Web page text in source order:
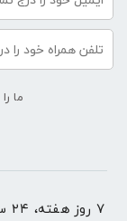
ما
۷ روز هفته، ۲۴ ساعته پاسخگوی شما هستیم.